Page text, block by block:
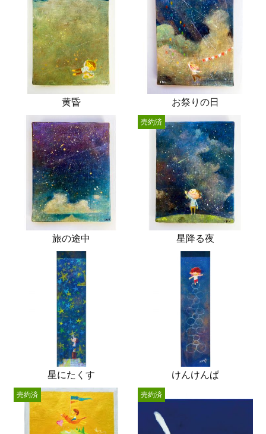
黄昏 お祭りの日
旅の途中 星降る夜
売約済
星にたくす けんけんぱ
売約済 売約済